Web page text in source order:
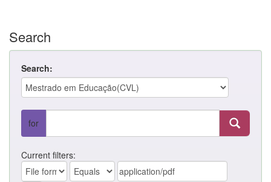
Search
Search:
for
Current filters: